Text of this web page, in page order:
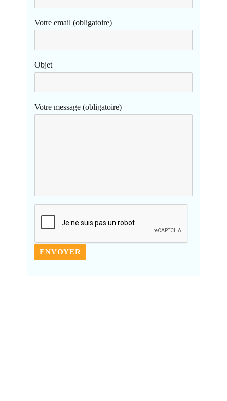
Votre email (obligatoire)
Objet
Votre message (obligatoire)